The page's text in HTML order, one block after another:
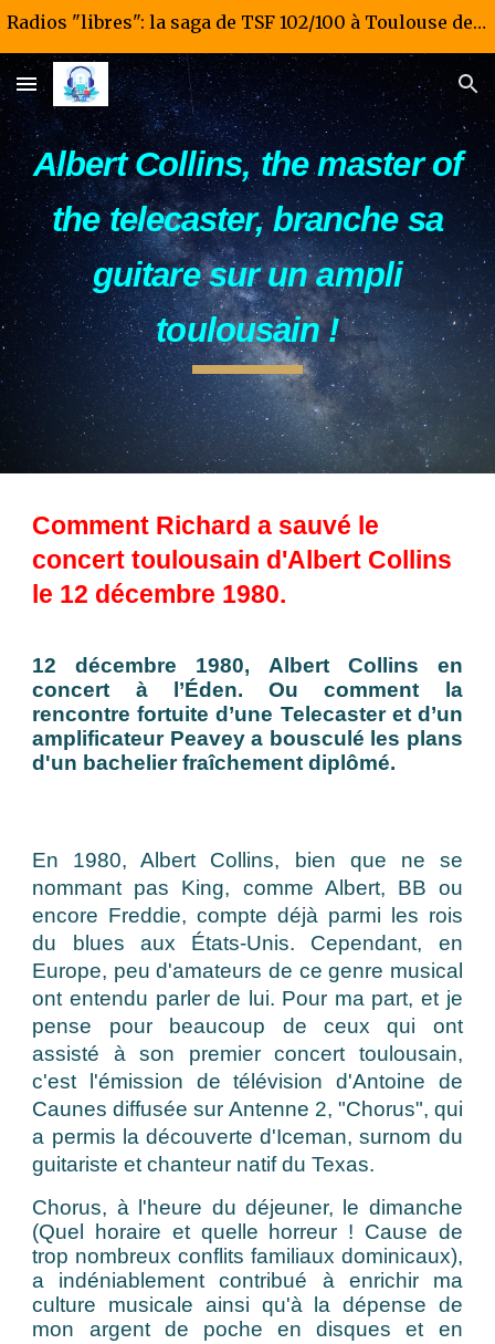
Radios "libres": la saga de TSF 102/100 à Toulouse de 1981 à 1985
Albert Collins, the master of
the telecaster, branche sa
guitare sur un ampli
toulousain !
Comment Richard a sauvé le
concert toulousain d'Albert Collins
le 12 décembre 1980.
12 décembre 1980, Albert Collins en
concert à l’Éden. Ou comment la
rencontre fortuite d’une Telecaster et d’un
amplificateur Peavey a bousculé les plans
d'un bachelier fraîchement diplômé.
En 1980, Albert Collins, bien que ne se
nommant pas King, comme Albert, BB ou
encore Freddie, compte déjà parmi les rois
du blues aux États-Unis. Cependant, en
Europe, peu d'amateurs de ce genre musical
ont entendu parler de lui. Pour ma part, et je
pense pour beaucoup de ceux qui ont
assisté à son premier concert toulousain,
c'est l'émission de télévision d'Antoine de
Caunes diffusée sur Antenne 2, "Chorus", qui
a permis la découverte d'Iceman, surnom du
guitariste et chanteur natif du Texas.
Chorus, à l'heure du déjeuner, le dimanche
(Quel horaire et quelle horreur ! Cause de
trop nombreux conflits familiaux dominicaux),
a indéniablement contribué à enrichir ma
culture musicale ainsi qu'à la dépense de
mon argent de poche en disques et en